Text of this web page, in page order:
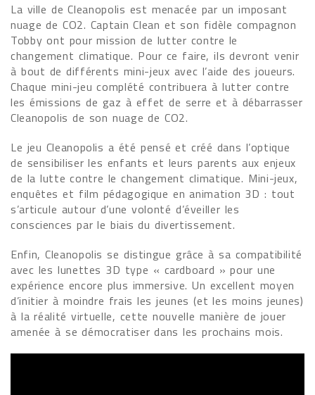
La ville de Cleanopolis est menacée par un imposant
nuage de CO2. Captain Clean et son fidèle compagnon
Tobby ont pour mission de lutter contre le
changement climatique. Pour ce faire, ils devront venir
à bout de différents mini-jeux avec l’aide des joueurs.
Chaque mini-jeu complété contribuera à lutter contre
les émissions de gaz à effet de serre et à débarrasser
Cleanopolis de son nuage de CO2.
Le jeu Cleanopolis a été pensé et créé dans l’optique
de sensibiliser les enfants et leurs parents aux enjeux
de la lutte contre le changement climatique. Mini-jeux,
enquêtes et film pédagogique en animation 3D : tout
s’articule autour d’une volonté d’éveiller les
consciences par le biais du divertissement.
Enfin, Cleanopolis se distingue grâce à sa compatibilité
avec les lunettes 3D type « cardboard » pour une
expérience encore plus immersive. Un excellent moyen
d’initier à moindre frais les jeunes (et les moins jeunes)
à la réalité virtuelle, cette nouvelle manière de jouer
amenée à se démocratiser dans les prochains mois.